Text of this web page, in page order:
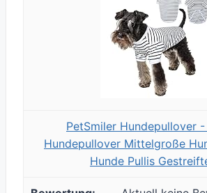
PetSmiler Hundepullover
Hundepullover Mittelgroße
Hunde Pullis